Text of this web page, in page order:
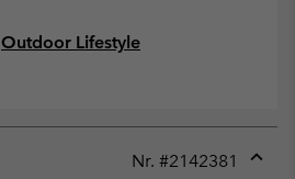
Outdoor Lifestyle
Nr. #2142381